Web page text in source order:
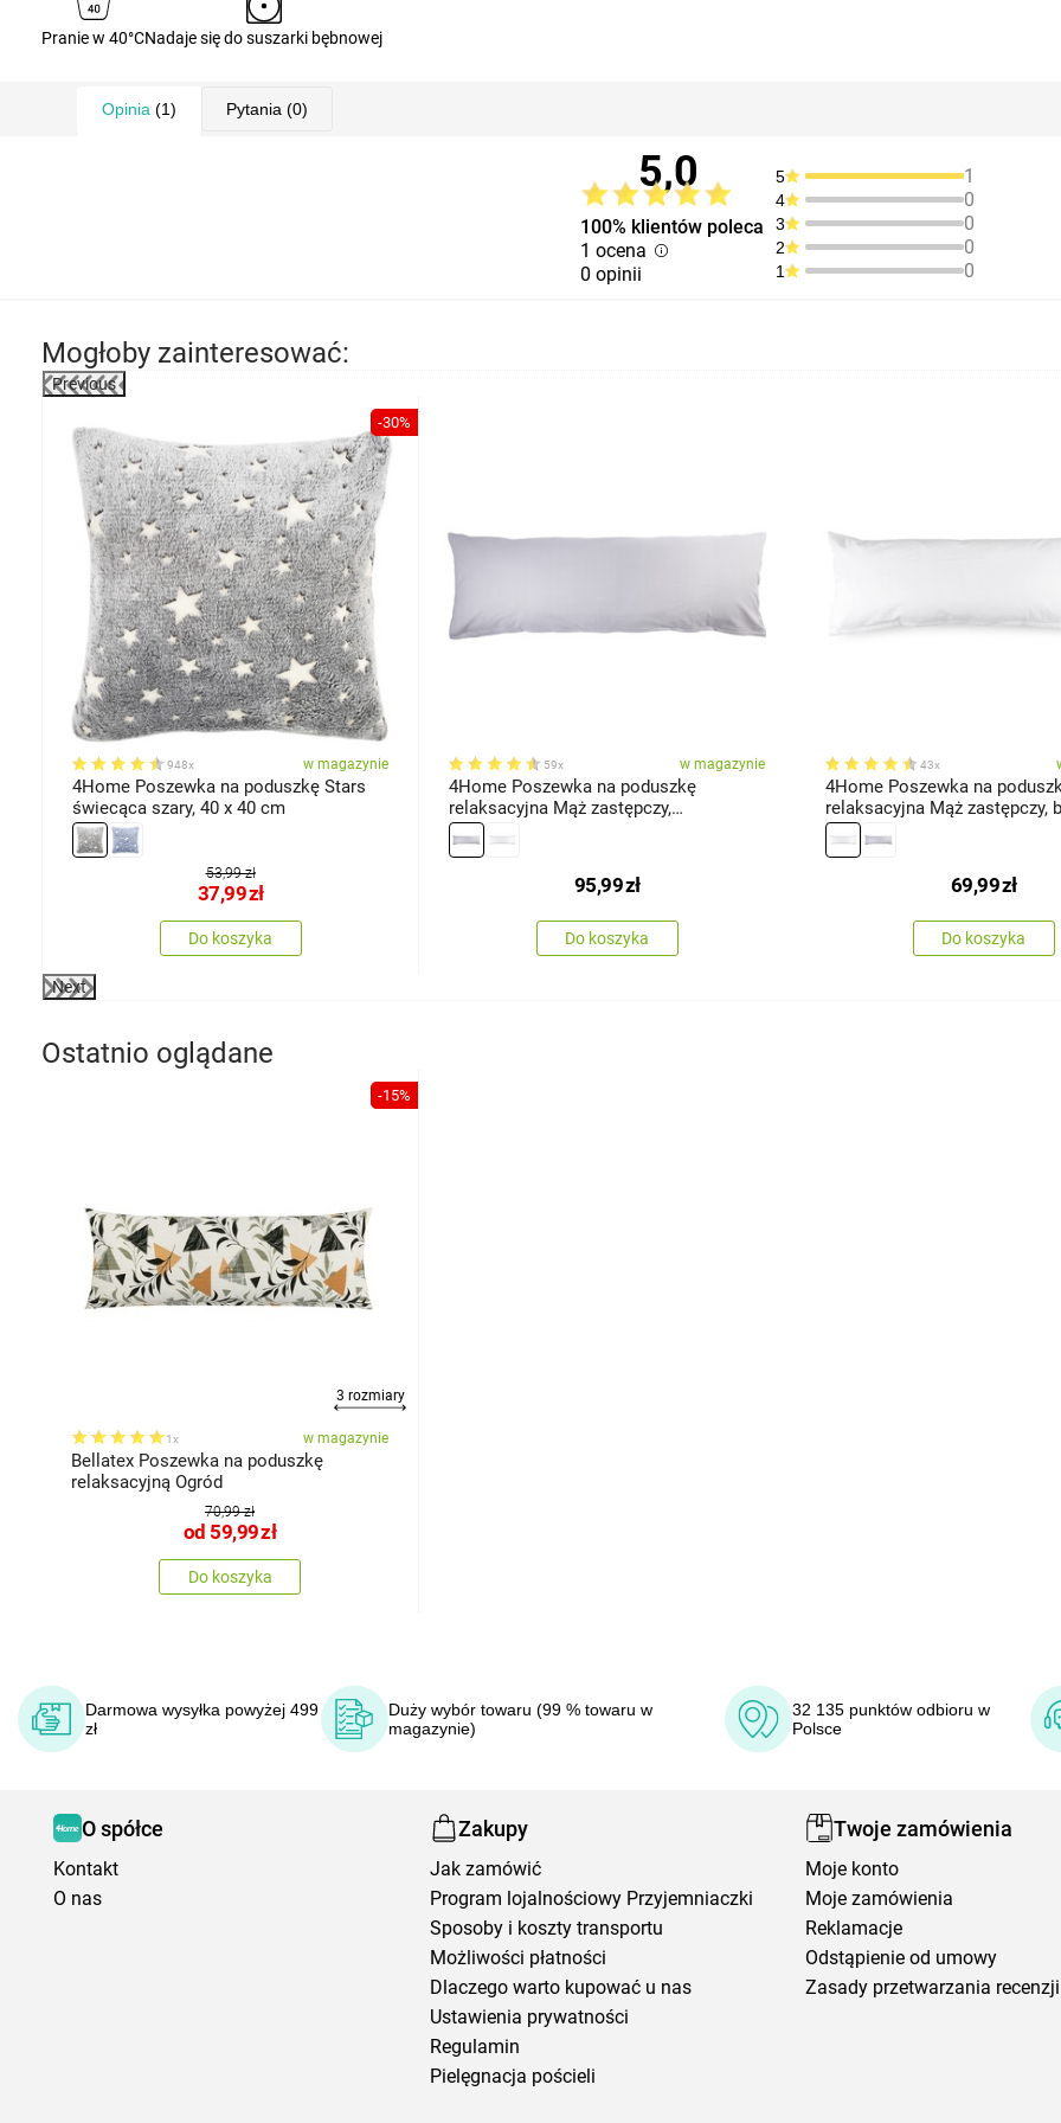
Pranie w 40°CNadaje się do suszarki bębnowej
Opinia (1) Pytania (0)
5,0
100% klientów poleca
1 ocena
0 opinii
5 1
4 0
3 0
2 0
1 0
Mogłoby zainteresować:
Previous
-30%
948x w magazynie
4Home Poszewka na poduszkę Stars
świecąca szary, 40 x 40 cm
53,99 zł
37,99zł
Do koszyka
59x w magazynie
4Home Poszewka na poduszkę
relaksacyjna Mąż zastępczy,
jasnoszara, 55 x 180 cm
95,99zł
Do koszyka
43x
4Home Poszewka na
relaksacyjna Mąż zastępczy,
180 cm
69,99zł
Do koszyka
Next
Ostatnio oglądane
-15%
3 rozmiary
1x w magazynie
Bellatex Poszewka na poduszkę
relaksacyjną Ogród
70,99 zł
od 59,99zł
Do koszyka
Darmowa wysyłka powyżej 499
zł
Duży wybór towaru (99 % towaru w
magazynie)
32 135 punktów odbioru w
Polsce
O spółce
Kontakt
O nas
Zakupy
Jak zamówić
Program lojalnościowy Przyjemniaczki
Sposoby i koszty transportu
Możliwości płatności
Dlaczego warto kupować u nas
Ustawienia prywatności
Regulamin
Pielęgnacja pościeli
Twoje zamówienia
Moje konto
Moje zamówienia
Reklamacje
Odstąpienie od umowy
Zasady przetwarzania recenzji